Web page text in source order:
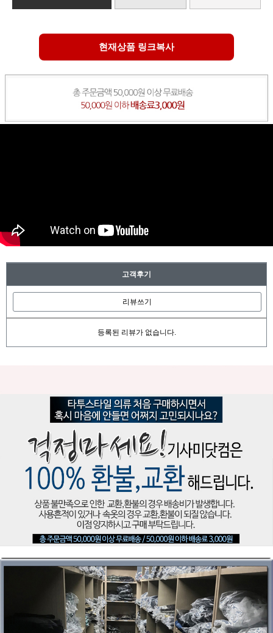
현재상품 링크복사
고객후기
리뷰쓰기
등록된 리뷰가 없습니다.